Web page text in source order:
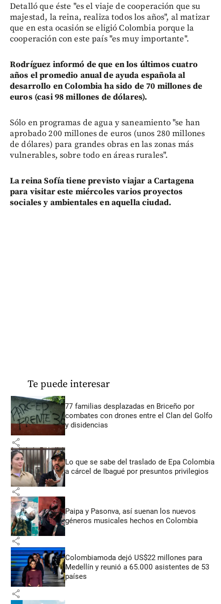
Detalló que éste "es el viaje de cooperación que su
majestad, la reina, realiza todos los años", al matizar
que en esta ocasión se eligió Colombia porque la
cooperación con este país "es muy importante".
Rodríguez informó de que en los últimos cuatro
años el promedio anual de ayuda española al
desarrollo en Colombia ha sido de 70 millones de
euros (casi 98 millones de dólares).
Sólo en programas de agua y saneamiento "se han
aprobado 200 millones de euros (unos 280 millones
de dólares) para grandes obras en las zonas más
vulnerables, sobre todo en áreas rurales".
La reina Sofía tiene previsto viajar a Cartagena
para visitar este miércoles varios proyectos
sociales y ambientales en aquella ciudad.
Te puede interesar
77 familias desplazadas en Briceño por
combates con drones entre el Clan del Golfo
y disidencias
share
Lo que se sabe del traslado de Epa Colombia
a cárcel de Ibagué por presuntos privilegios
share
Paipa y Pasonva, así suenan los nuevos
géneros musicales hechos en Colombia
share
Colombiamoda dejó US$22 millones para
Medellín y reunió a 65.000 asistentes de 53
países
share